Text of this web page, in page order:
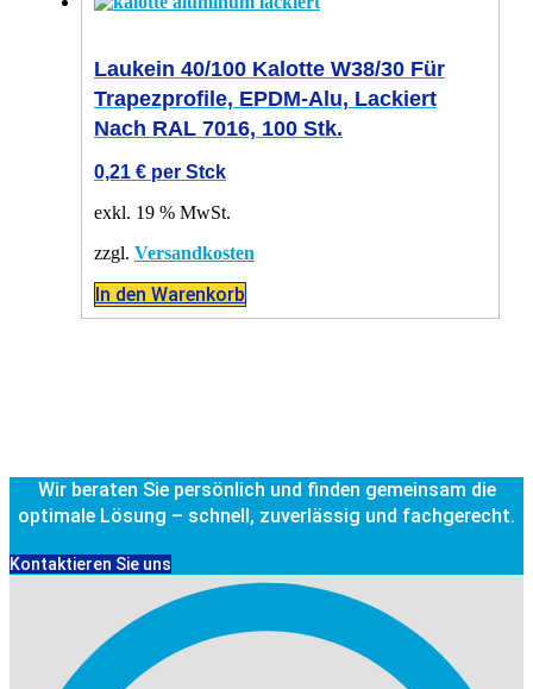
Laukein 40/100 Kalotte W38/30 Für
Trapezprofile, EPDM-Alu, Lackiert
Nach RAL 7016, 100 Stk.
0,21 € per Stck
exkl. 19 % MwSt.
zzgl. Versandkosten
In den Warenkorb
Wir beraten Sie persönlich und finden gemeinsam die
optimale Lösung – schnell, zuverlässig und fachgerecht.
Kontaktieren Sie uns